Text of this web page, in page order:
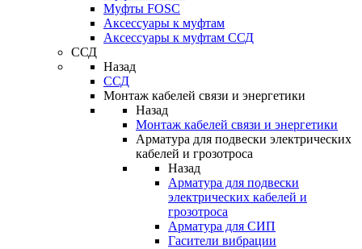
Муфты FOSC
Аксессуары к муфтам
Аксессуары к муфтам ССД
ССД
Назад
ССД
Монтаж кабелей связи и энергетики
Назад
Монтаж кабелей связи и энергетики
Арматура для подвески электрических
кабелей и грозотроса
Назад
Арматура для подвески
электрических кабелей и
грозотроса
Арматура для СИП
Гасители вибрации